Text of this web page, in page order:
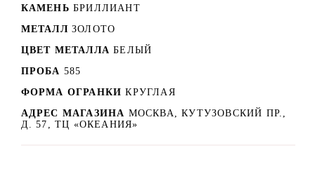
КАМЕНЬ БРИЛЛИАНТ
МЕТАЛЛ ЗОЛОТО
ЦВЕТ МЕТАЛЛА БЕЛЫЙ
ПРОБА 585
ФОРМА ОГРАНКИ КРУГЛАЯ
АДРЕС МАГАЗИНА МОСКВА, КУТУЗОВСКИЙ ПР.,
Д. 57, ТЦ «ОКЕАНИЯ»